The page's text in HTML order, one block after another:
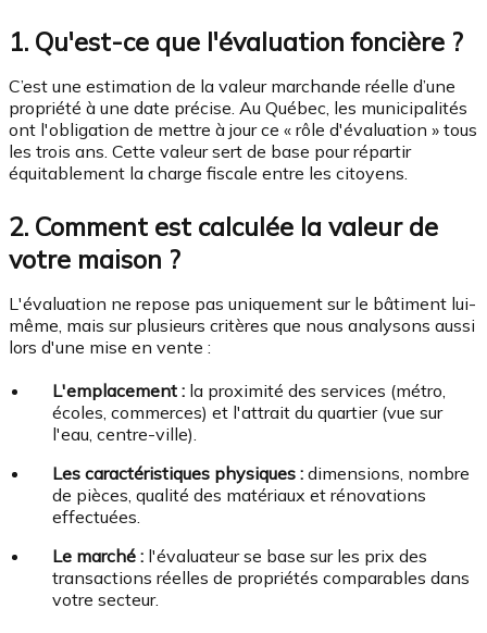
1. Qu'est-ce que l'évaluation foncière ?
C’est une estimation de la valeur marchande réelle d’une
propriété à une date précise. Au Québec, les municipalités
ont l'obligation de mettre à jour ce « rôle d'évaluation » tous
les trois ans. Cette valeur sert de base pour répartir
équitablement la charge fiscale entre les citoyens.
2. Comment est calculée la valeur de
votre maison ?
L'évaluation ne repose pas uniquement sur le bâtiment lui-
même, mais sur plusieurs critères que nous analysons aussi
lors d'une mise en vente :
L'emplacement : la proximité des services (métro,
écoles, commerces) et l'attrait du quartier (vue sur
l'eau, centre-ville).
Les caractéristiques physiques : dimensions, nombre
de pièces, qualité des matériaux et rénovations
effectuées.
Le marché : l'évaluateur se base sur les prix des
transactions réelles de propriétés comparables dans
votre secteur.